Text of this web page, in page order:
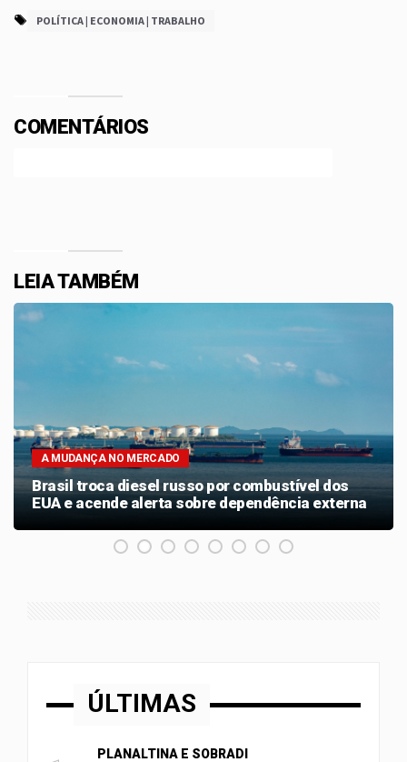
POLÍTICA | ECONOMIA | TRABALHO
COMENTÁRIOS
LEIA TAMBÉM
A MUDANÇA NO MERCADO
Brasil troca diesel russo por combustível dos
EUA e acende alerta sobre dependência externa
ÚLTIMAS
PLANALTINA E SOBRADI